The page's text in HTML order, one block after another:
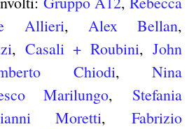
Allieri, Alex Bellan,
, Casali + Roubini,John
Chiodi,Nina
Marilungo, Stefania
Moretti,Fabrizio